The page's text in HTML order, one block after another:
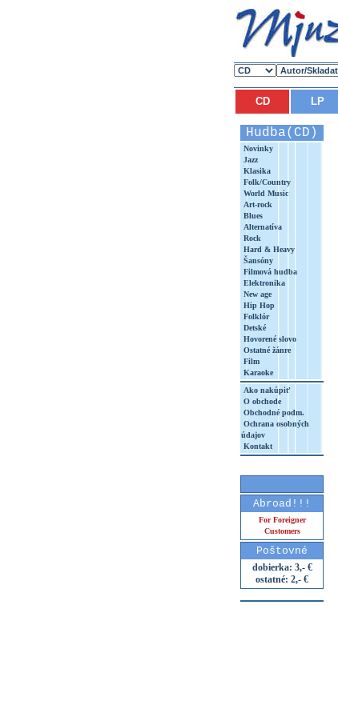
CD LP
Hudba(CD)
Novinky
Jazz
Klasika
Folk/Country
World Music
Art-rock
Blues
Alternatíva
Rock
Hard & Heavy
Šansóny
Filmová hudba
Elektronika
New age
Hip Hop
Folklór
Detské
Hovorené slovo
Ostatné žánre
Film
Karaoke
Ako nakúpiť
O obchode
Obchodné podm.
Ochrana osobných
údajov
Kontakt
Abroad!!!
For Foreigner
Customers
Poštovné
dobierka: 3,- €
ostatné: 2,- €